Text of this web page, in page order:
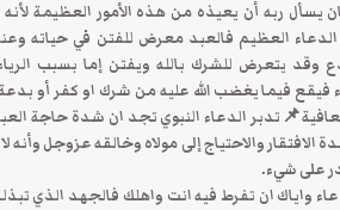
يسأل ربه أن يعيذه من هذه الأمور العظيمة
الدعاء العظيم فالعبد معرض للفتن في حياته
وقد يتعرض للشرك بالله ويفتن إما بسبب
فيقع فيما يغضب الله عليه من شرك او كفر أو
الدعاء النبوي تجد ان شدة حاجة
الافتقار والاحتياج إلى مولاه وخالقه عزوجل وأنه
على شيء.
ان تفرط فيه انت واهلك فالجهد الذي تبذله